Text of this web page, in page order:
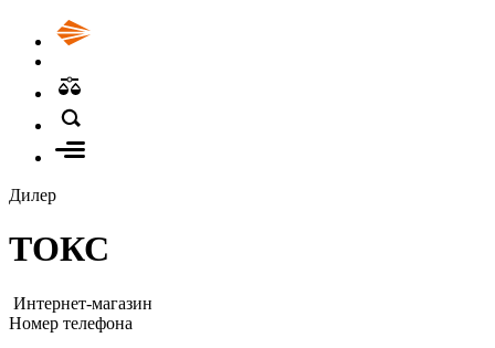
Дилер
ТОКС
Интернет-магазин
Номер телефона